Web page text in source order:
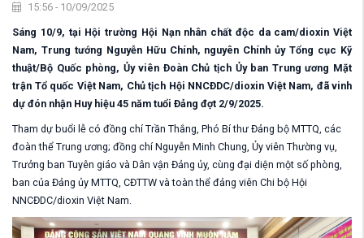
15:56 - 10/09/2025
Sáng 10/9, tại Hội trường Hội Nạn nhân chất độc da cam/dioxin Việt
Nam, Trung tướng Nguyễn Hữu Chính, nguyên Chính ủy Tổng cục Kỹ
thuật/Bộ Quốc phòng, Ủy viên Đoàn Chủ tịch Ủy ban Trung ương Mặt
trận Tổ quốc Việt Nam, Chủ tịch Hội NNCĐDC/dioxin Việt Nam, đã vinh
dự đón nhận Huy hiệu 45 năm tuổi Đảng đợt 2/9/2025.
Tham dự buổi lễ có đồng chí Trần Thắng, Phó Bí thư Đảng bộ MTTQ, các
đoàn thể Trung ương; đồng chí Nguyễn Minh Chung, Ủy viên Thường vụ,
Trưởng ban Tuyên giáo và Dân vận Đảng ủy, cùng đại diện một số phòng,
ban của Đảng ủy MTTQ, CĐTTW và toàn thể đảng viên Chi bộ Hội
NNCĐDC/dioxin Việt Nam.